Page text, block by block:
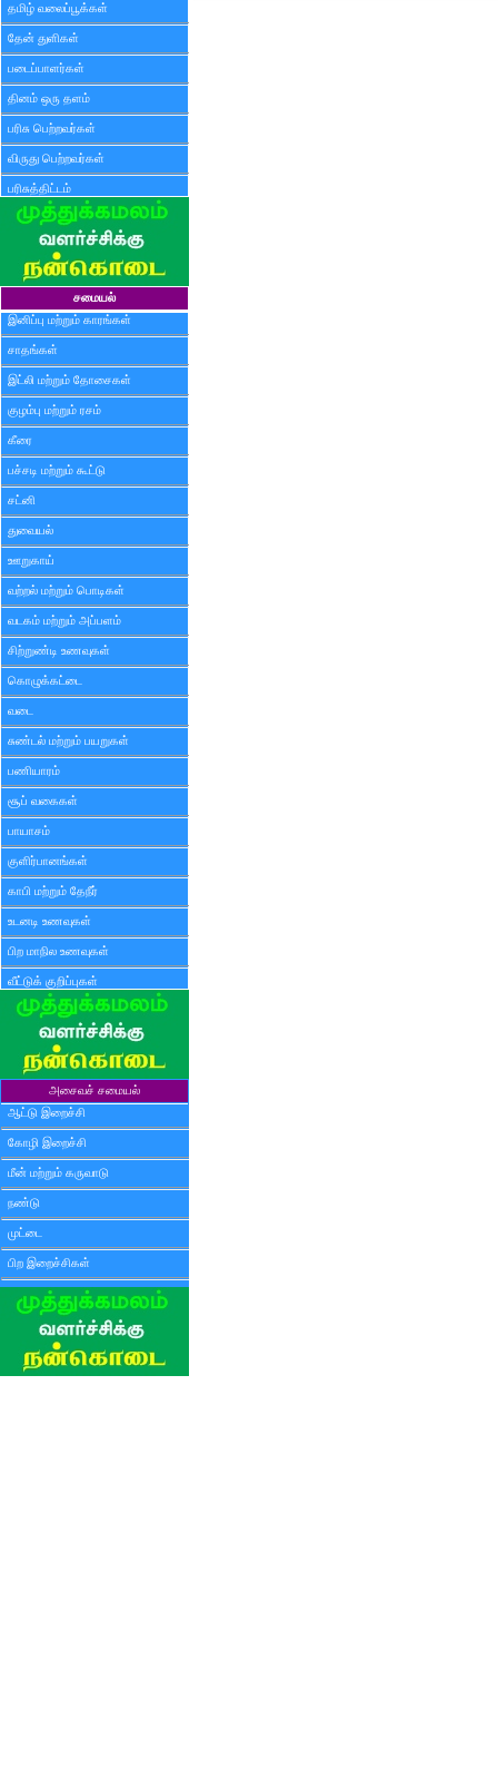
தமிழ் வலைப்பூக்கள்
தேன் துளிகள்
படைப்பாளர்கள்
தினம் ஒரு தளம்
பரிசு பெற்றவர்கள்
விருது பெற்றவர்கள்
பரிசுத்திட்டம்
சமையல்
இனிப்பு மற்றும் காரங்கள்
சாதங்கள்
இட்லி மற்றும் தோசைகள்
குழம்பு மற்றும் ரசம்
கீரை
பச்சடி மற்றும் கூட்டு
சட்னி
துவையல்
ஊறுகாய்
வற்றல் மற்றும் பொடிகள்
வடகம் மற்றும் அப்பளம்
சிற்றுண்டி உணவுகள்
கொழுக்கட்டை
வடை
சுண்டல் மற்றும் பயறுகள்
பணியாரம்
சூப் வகைகள்
பாயாசம்
குளிர்பானங்கள்
காபி மற்றும் தேநீர்
உடனடி உணவுகள்
பிற மாநில உணவுகள்
வீட்டுக் குறிப்புகள்
அசைவச் சமையல்
ஆட்டு இறைச்சி
கோழி இறைச்சி
மீன் மற்றும் கருவாடு
நண்டு
முட்டை
பிற இறைச்சிகள்